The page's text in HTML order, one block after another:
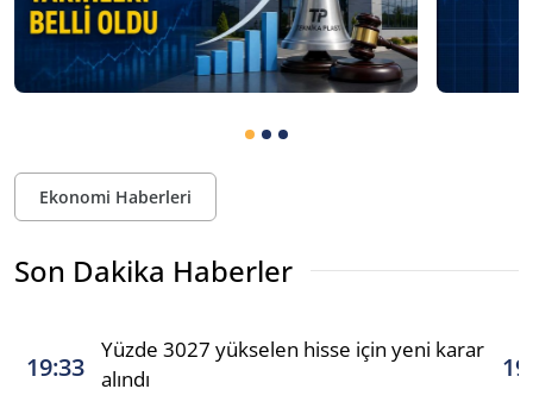
Ekonomi Haberleri
Son Dakika Haberler
19:33
Yüzde 3027 yükselen hisse için yeni karar
alındı